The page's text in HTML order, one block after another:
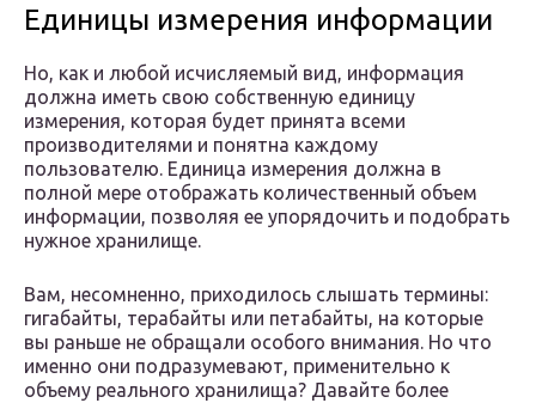
Единицы измерения информации
Но, как и любой исчисляемый вид, информация
должна иметь свою собственную единицу
измерения, которая будет принята всеми
производителями и понятна каждому
пользователю. Единица измерения должна в
полной мере отображать количественный объем
информации, позволяя ее упорядочить и подобрать
нужное хранилище.
Вам, несомненно, приходилось слышать термины:
гигабайты, терабайты или петабайты, на которые
вы раньше не обращали особого внимания. Но что
именно они подразумевают, применительно к
объему реального хранилища? Давайте более